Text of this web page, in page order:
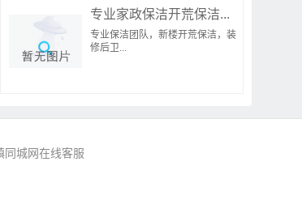
专业家政保洁开荒保洁...
专业保洁团队，新楼开荒保洁，装
修后卫...